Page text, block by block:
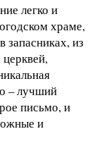
легко и
храме,
запасниках, из
– лучший
письмо, и
и